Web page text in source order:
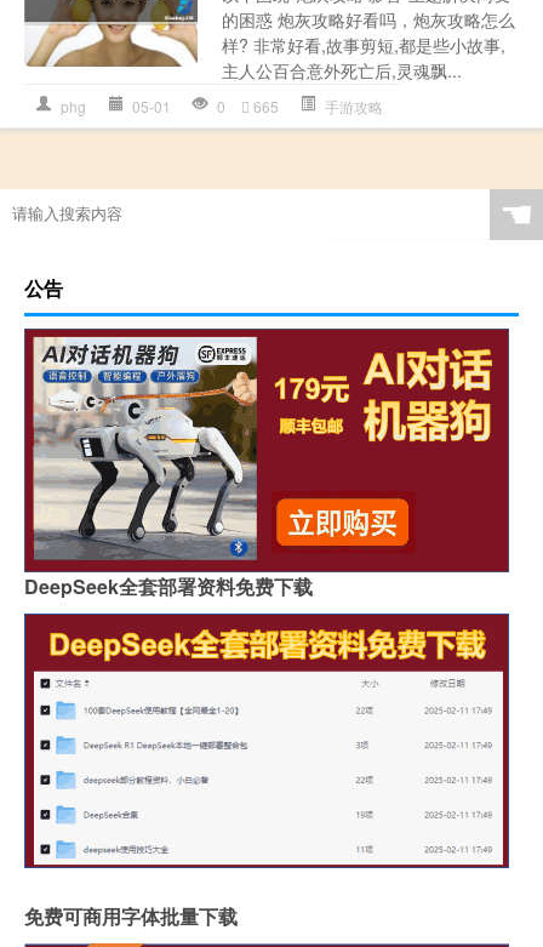
的困惑 炮灰攻略好看吗，炮灰攻略怎么
样? 非常好看,故事剪短,都是些小故事,
主人公百合意外死亡后,灵魂飘...
phg 05-01 0 665 手游攻略
☚
公告
DeepSeek全套部署资料免费下载
免费可商用字体批量下载